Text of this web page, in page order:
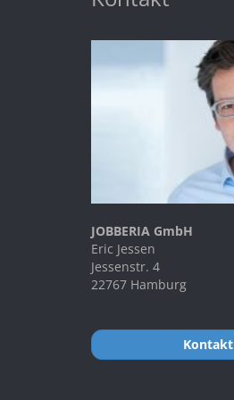
JOBBERIA GmbH
Eric Jessen
Jessenstr. 4
22767 Hamburg
Kontakt